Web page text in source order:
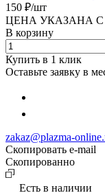
150 ₽/шт
ЦЕНА УКАЗАНА
В корзину
Купить в 1 клик
Оставьте заявку в
zakaz@plazma-
Скопировать e-mail
Cкопированно
Есть в наличии